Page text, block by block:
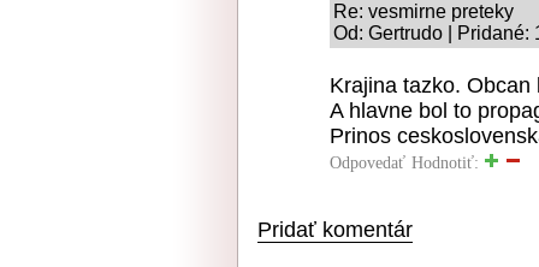
Re: vesmirne preteky
Od: Gertrudo | Pridané:
Krajina tazko. Obcan
A hlavne bol to
Prinos
Odpovedať Hodnotiť:
Pridať komentár